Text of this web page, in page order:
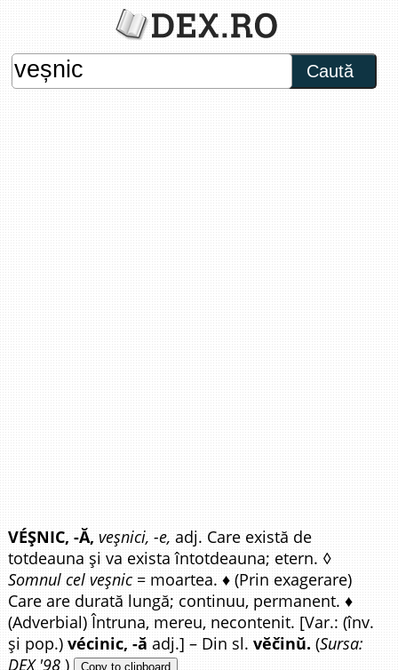
Caută
VÉȘNIC, -Ă, veșnici, -e, adj. Care există de
totdeauna și va exista întotdeauna; etern. ◊
Somnul cel veșnic = moartea. ♦ (Prin exagerare)
Care are durată lungă; continuu, permanent. ♦
(Adverbial) Întruna, mereu, necontenit. [Var.: (înv.
și pop.)vécinic, -ă adj.] – Din sl.vĕčinŭ. (Sursa:
DEX '98 ) Copy to clipboard